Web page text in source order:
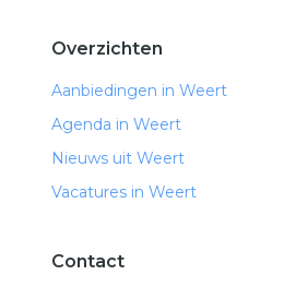
Overzichten
Aanbiedingen in Weert
Agenda in Weert
Nieuws uit Weert
Vacatures in Weert
Contact